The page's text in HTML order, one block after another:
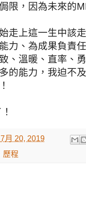
限，因為未來的
走上這一生中該
力、為成果負責
、溫暖、直率、
的能力，我迫不
7月 20, 2019
歷程